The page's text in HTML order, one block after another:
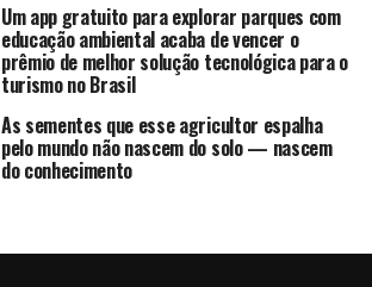
Um app gratuito para explorar parques com
educação ambiental acaba de vencer o
prêmio de melhor solução tecnológica para o
turismo no Brasil
As sementes que esse agricultor espalha
pelo mundo não nascem do solo — nascem
do conhecimento